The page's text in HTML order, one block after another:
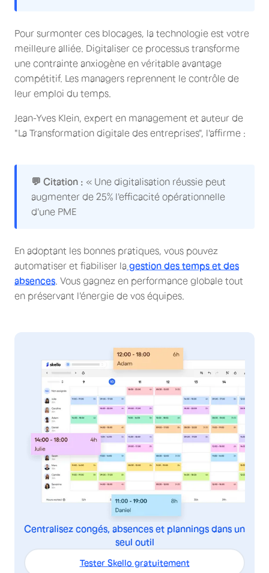
Pour surmonter ces blocages, la technologie est votre
meilleure alliée. Digitaliser ce processus transforme
une contrainte anxiogène en véritable avantage
compétitif. Les managers reprennent le contrôle de
leur emploi du temps.
Jean-Yves Klein, expert en management et auteur de
"La Transformation digitale des entreprises", l'affirme :
💬 Citation : « Une digitalisation réussie peut
augmenter de 25% l'efficacité opérationnelle
d'une PME
En adoptant les bonnes pratiques, vous pouvez
automatiser et fiabiliser la gestion des temps et des
absences . Vous gagnez en performance globale tout
en préservant l'énergie de vos équipes.
Centralisez congés, absences et plannings dans un
seul outil
Tester Skello gratuitement